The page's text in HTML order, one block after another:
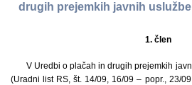
drugih prejemkih javnih
1. člen
V Uredbi o plačah in drugih prejemkih
(Uradni list RS, št. 14/09, 16/09 – popr., 23/